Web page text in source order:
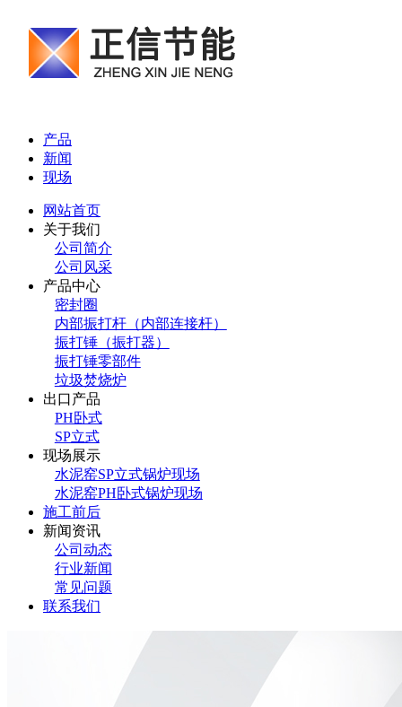
产品
新闻
现场
网站首页
关于我们
公司简介
公司风采
产品中心
密封圈
内部振打杆（内部连接杆）
振打锤（振打器）
振打锤零部件
垃圾焚烧炉
出口产品
PH卧式
SP立式
现场展示
水泥窑SP立式锅炉现场
水泥窑PH卧式锅炉现场
施工前后
新闻资讯
公司动态
行业新闻
常见问题
联系我们